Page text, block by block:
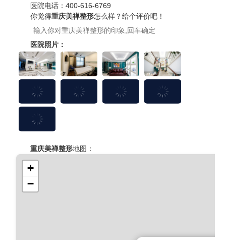
医院电话：400-616-6769
你觉得重庆美禅整形怎么样？给个评价吧！
医院照片：
重庆美禅整形地图：
+
−